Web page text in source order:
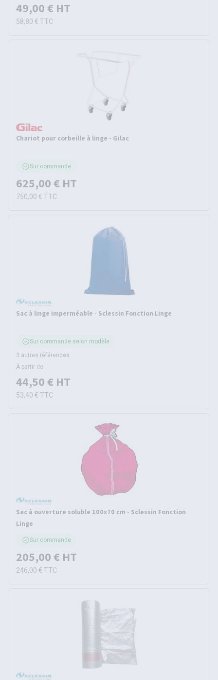
49,00 € HT
58,80 € TTC
Chariot pour corbeille à linge - Gilac
Sur commande
625,00 € HT
750,00 € TTC
Sac à linge imperméable - Sclessin Fonction Linge
Sur commande selon modèle
3 autres références
À partir de
44,50 € HT
53,40 € TTC
Sac à ouverture soluble 100x70 cm - Sclessin Fonction
Linge
Sur commande
205,00 € HT
246,00 € TTC